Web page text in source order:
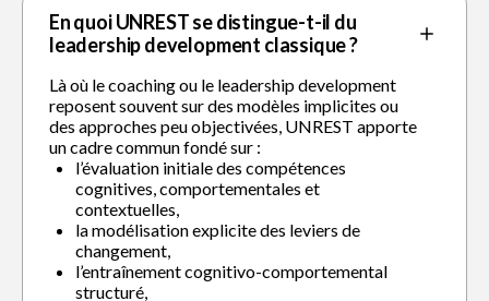
En quoi UNREST se distingue-t-il du
leadership development classique ?
Là où le coaching ou le leadership development
reposent souvent sur des modèles implicites ou
des approches peu objectivées, UNREST apporte
un cadre commun fondé sur :
l’évaluation initiale des compétences
cognitives, comportementales et
contextuelles,
la modélisation explicite des leviers de
changement,
l’entraînement cognitivo-comportemental
structuré,